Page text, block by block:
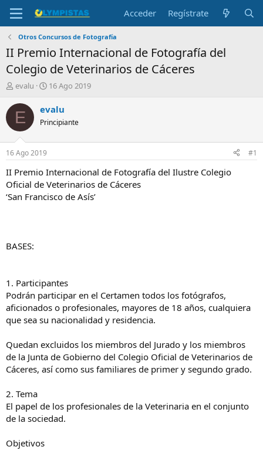
Acceder Regístrate
Otros Concursos de Fotografía
II Premio Internacional de Fotografía del
Colegio de Veterinarios de Cáceres
I
i
c
a
d
o
r
d
e
l
a
evalu
F
c
a
i
n
c
i
16 Ago 2019
E evalu
Principiante
16 Ago 2019 #1
II Premio Internacional de Fotografía del Ilustre Colegio
Oficial de Veterinarios de Cáceres
‘San Francisco de Asís’
BASES:
1. Participantes
Podrán participar en el Certamen todos los fotógrafos,
aficionados o profesionales, mayores de 18 años, cualquiera
que sea su nacionalidad y residencia.
Quedan excluidos los miembros del Jurado y los miembros
de la Junta de Gobierno del Colegio Oficial de Veterinarios de
Cáceres, así como sus familiares de primer y segundo grado.
2. Tema
El papel de los profesionales de la Veterinaria en el conjunto
de la sociedad.
Objetivos